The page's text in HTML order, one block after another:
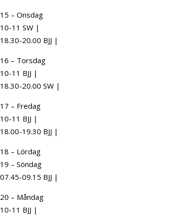
15 – Onsdag
10-11 SW |
18.30-20.00 BJJ |
16 – Torsdag
10-11 BJJ |
18.30-20.00 SW |
17 – Fredag
10-11 BJJ |
18.00-19.30 BJJ |
18 – Lördag
19 – Söndag
07.45-09.15 BJJ |
20 – Måndag
10-11 BJJ |